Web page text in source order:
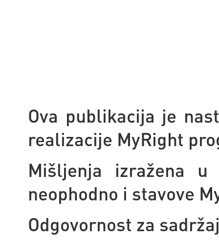
Ova publikacija je
realizacije MyRight
Mišljenja izražena
neophodno i stavove
Odgovornost za